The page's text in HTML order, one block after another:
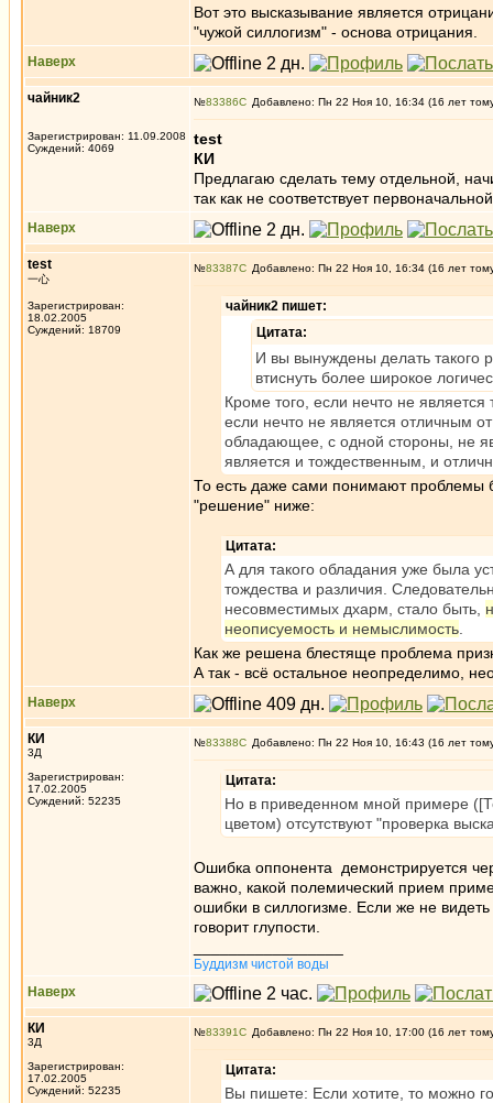
Вот это высказывание является
"чужой силлогизм" - основа отрицания.
Наверх
чайник2
Зарегистрирован: 11.09.2008
Суждений: 4069
№83386 Добавлено: Пн 22 Ноя 10, 16:34 (16 лет
test
КИ
Предлагаю сделать тему отдельной,
так как не соответствует
Наверх
test
一心
Зарегистрирован:
18.02.2005
Суждений: 18709
№83387 Добавлено: Пн 22 Ноя 10, 16:34 (16 лет
чайник2 пишет:
Цитата:
И вы вынуждены делать такого
втиснуть более широкое
Кроме того, если нечто не
если нечто не является отличным
обладающее, с одной стороны, не
является и тождественным, и
То есть даже сами понимают проблемы
"решение" ниже:
Цитата:
А для такого обладания уже была
тождества и различия.
несовместимых дхарм, стало быть,
неописуемость и немыслимость
Как же решена блестяще проблема
А так - всё остальное неопределимо,
Наверх
КИ
3Д
Зарегистрирован:
17.02.2005
Суждений: 52235
№83388 Добавлено: Пн 22 Ноя 10, 16:43 (16 лет
Цитата:
Но в приведенном мной примере
цветом) отсутствуют "проверка
Ошибка оппонента демонстрируется
важно, какой полемический прием
ошибки в силлогизме. Если же не
говорит глупости.
Буддизм чистой воды
Наверх
КИ
3Д
Зарегистрирован:
17.02.2005
Суждений: 52235
№83391 Добавлено: Пн 22 Ноя 10, 17:00 (16 лет
Цитата:
Вы пишете: Если хотите, то можно